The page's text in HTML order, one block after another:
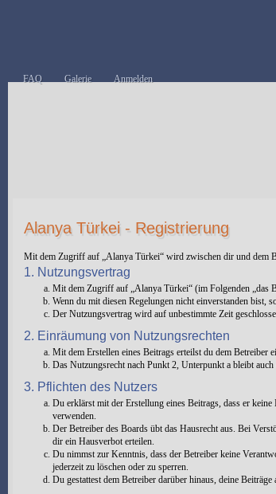
FAQ Galerie Anmelden
Alanya Türkei - Registrierung
Mit dem Zugriff auf „Alanya Türkei“ wird zwischen dir und dem
1. Nutzungsvertrag
Mit dem Zugriff auf „Alanya Türkei“ (im Folgenden „das
Wenn du mit diesen Regelungen nicht einverstanden bist,
Der Nutzungsvertrag wird auf unbestimmte Zeit
2. Einräumung von Nutzungsrechten
Mit dem Erstellen eines Beitrags erteilst du dem Betreiber
Das Nutzungsrecht nach Punkt 2, Unterpunkt a bleibt
3. Pflichten des Nutzers
Du erklärst mit der Erstellung eines Beitrags, dass er
verwenden.
Der Betreiber des Boards übt das Hausrecht aus. Bei
dir ein Hausverbot erteilen.
Du nimmst zur Kenntnis, dass der Betreiber keine
jederzeit zu löschen oder zu sperren.
Du gestattest dem Betreiber darüber hinaus, deine